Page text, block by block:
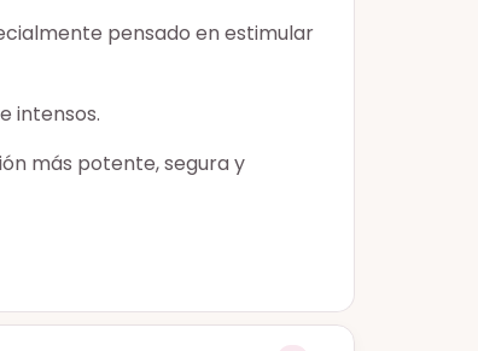
pensado en estimular
intensos.
más potente, segura y